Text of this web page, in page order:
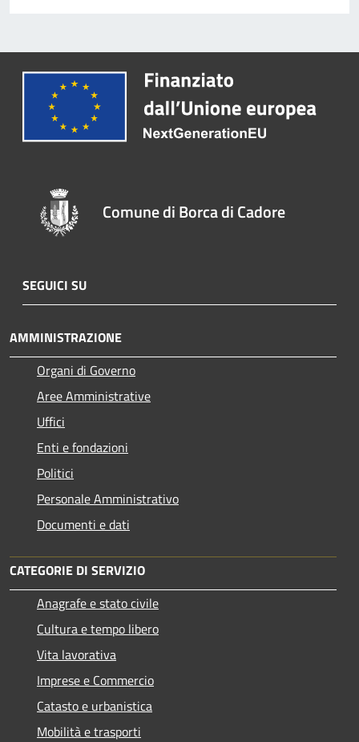
Comune di Borca di Cadore
SEGUICI SU
AMMINISTRAZIONE
Organi di Governo
Aree Amministrative
Uffici
Enti e fondazioni
Politici
Personale Amministrativo
Documenti e dati
CATEGORIE DI SERVIZIO
Anagrafe e stato civile
Cultura e tempo libero
Vita lavorativa
Imprese e Commercio
Catasto e urbanistica
Mobilità e trasporti